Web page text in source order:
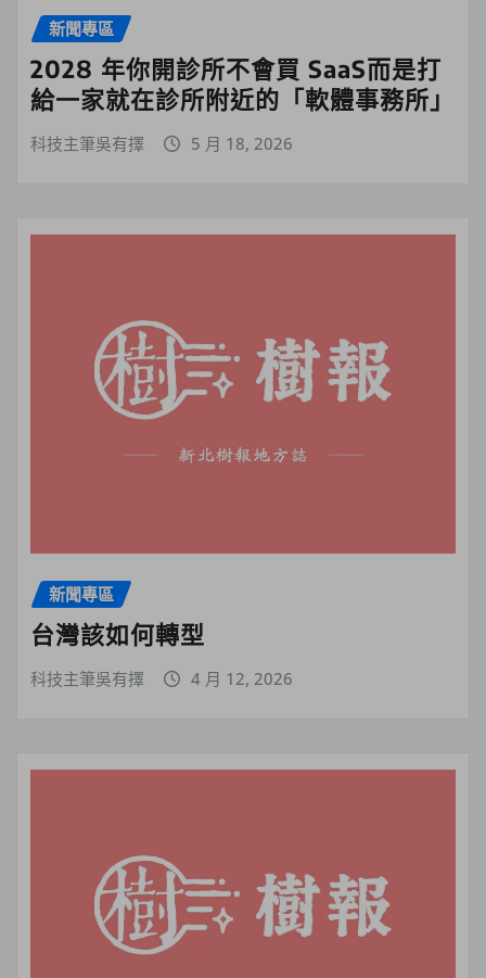
新聞專區
2028 年你開診所不會買 SaaS而是打
給一家就在診所附近的「軟體事務所」
科技主筆吳有擇 5 月 18, 2026
新聞專區
台灣該如何轉型
科技主筆吳有擇 4 月 12, 2026